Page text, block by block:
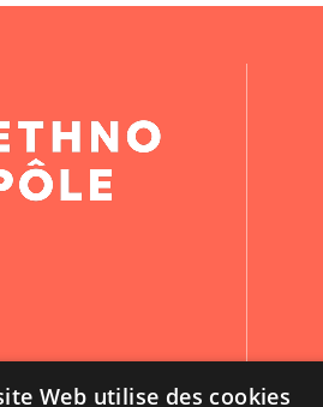
Web utilise des cookies